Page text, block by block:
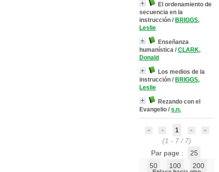
El ordenamiento de
secuencia en la
instrucción / BRIGGS,
Leslie
Enseñanza
humanística / CLARK,
Donald
Los medios de la
instrucción / BRIGGS,
Leslie
Rezando con el
Evangelio / s.n.
1
(1 - 7 / 7)
Par page :
25
50
100 200